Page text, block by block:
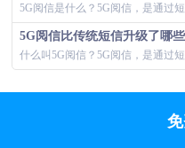
5G阅信比传统短信升级了哪